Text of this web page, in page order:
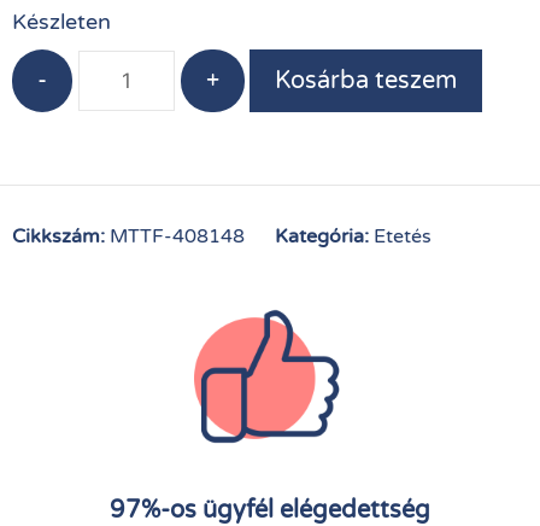
Készleten
- + Kosárba teszem
Cikkszám: MTTF-408148 Kategória: Etetés
97%-os ügyfél elégedettség